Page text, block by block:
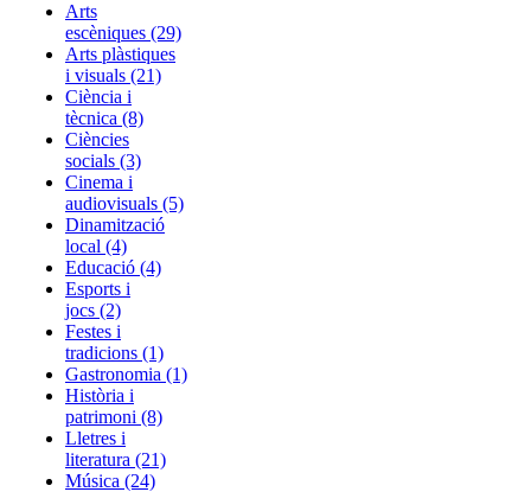
Arts
escèniques (29)
Arts plàstiques
i visuals (21)
Ciència i
tècnica (8)
Ciències
socials (3)
Cinema i
audiovisuals (5)
Dinamització
local (4)
Educació (4)
Esports i
jocs (2)
Festes i
tradicions (1)
Gastronomia (1)
Història i
patrimoni (8)
Lletres i
literatura (21)
Música (24)